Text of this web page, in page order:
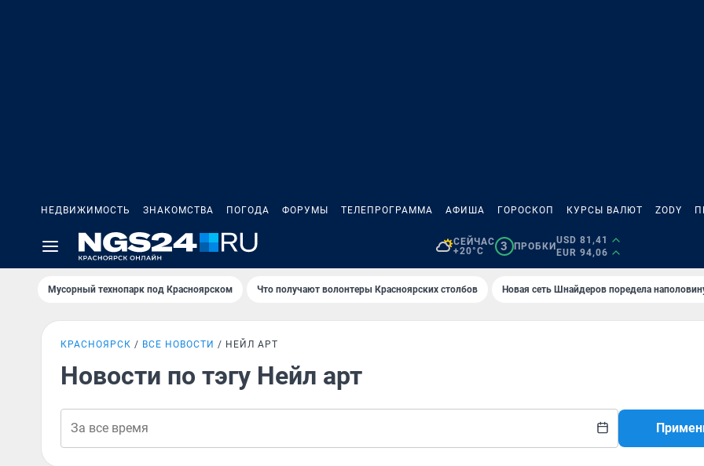
НЕДВИЖИМОСТЬ ЗНАКОМСТВА ПОГОДА ФОРУМЫ ТЕЛЕПРОГРАММА АФИША ГОРОСКОП КУРСЫ ВАЛЮТ ZODY
СЕЙЧАС
+20°C
3 ПРОБКИ
USD 81,41
EUR 94,06
Мусорный технопарк под Крaсноярском Что получают волонтеры Красноярских столбов Новая сеть Шнайдеров поредела
КРАСНОЯРСК ВСЕ НОВОСТИ НЕЙЛ АРТ
Новости по тэгу Нейл арт